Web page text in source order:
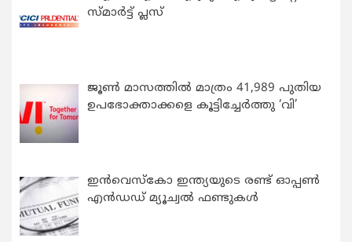
സ്മാർട്ട് പ്ലസ്
ജൂൺ മാസത്തിൽ മാത്രം 41,989 പുതിയ
ഉപഭോക്താക്കളെ കൂട്ടിച്ചേർത്തു ‘വി’
ഇന്‍വെസ്കോ ഇന്ത്യയുടെ രണ്ട് ഓപ്പണ്‍
എന്‍ഡഡ് മ്യൂച്വല്‍ ഫണ്ടുകള്‍